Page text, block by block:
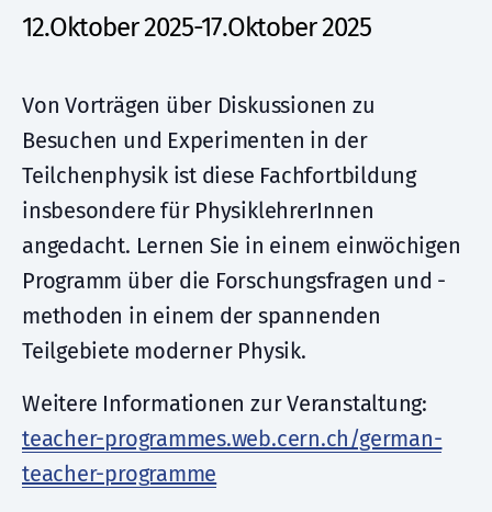
12.Oktober 2025-17.Oktober 2025
Von Vorträgen über Diskussionen zu
Besuchen und Experimenten in der
Teilchenphysik ist diese Fachfortbildung
insbesondere für PhysiklehrerInnen
angedacht. Lernen Sie in einem einwöchigen
Programm über die Forschungsfragen und -
methoden in einem der spannenden
Teilgebiete moderner Physik.
Weitere Informationen zur Veranstaltung:
teacher-programmes.web.cern.ch/german-
teacher-programme